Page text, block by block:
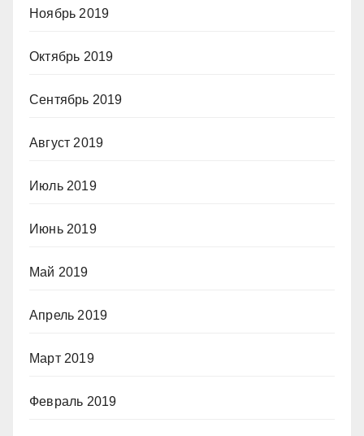
Ноябрь 2019
Октябрь 2019
Сентябрь 2019
Август 2019
Июль 2019
Июнь 2019
Май 2019
Апрель 2019
Март 2019
Февраль 2019